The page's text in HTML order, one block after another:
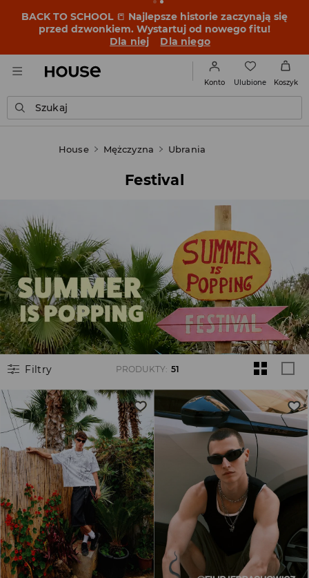
BACK TO SCHOOL 📒 Najlepsze historie zaczynają się
przed dzwonkiem. Wystartuj od nowego fitu!
Dla niej
Dla niego
Konto Ulubione Koszyk
Szukaj
House Mężczyzna Ubrania
Festival
Filtry PRODUKTY: 51